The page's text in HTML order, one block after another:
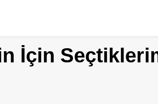
İçin